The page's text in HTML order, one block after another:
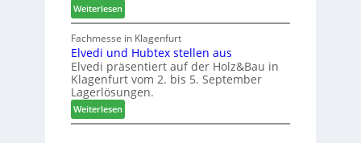
h
a
b
i
l
e
e
Weiterlesen:
W
e
i
n
i
g
p
a
Fachmesse in Klagenfurt
Elvedi und Hubtex stellen aus
Elvedi präsentiert auf der Holz&Bau in
Klagenfurt vom 2. bis 5. September
Lagerlösungen.
Weiterlesen:
E